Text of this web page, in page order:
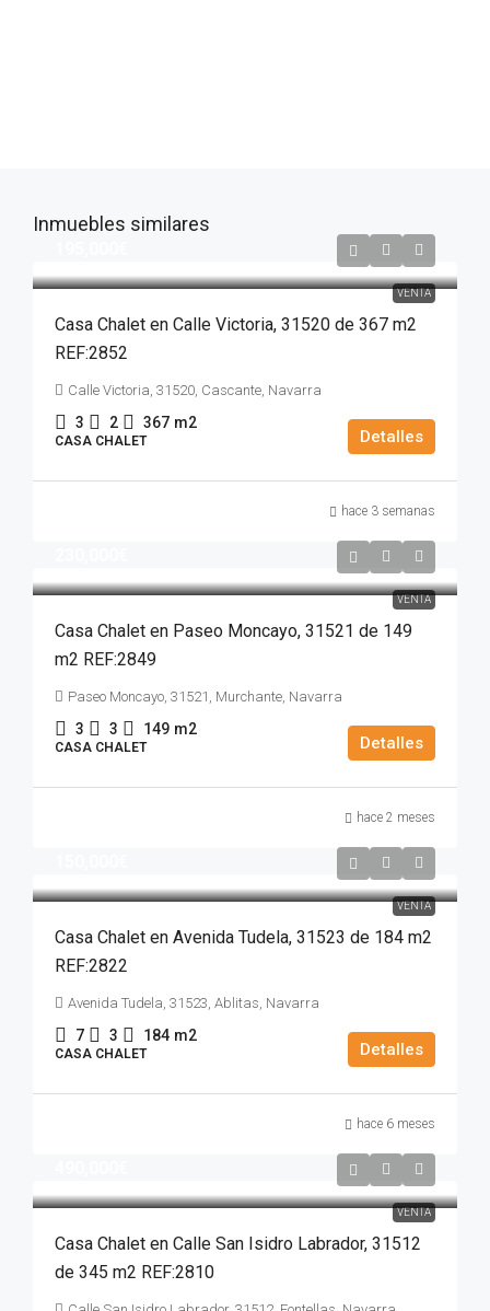
Inmuebles similares
VENTA
Casa Chalet en Calle Victoria, 31520 de 367 m2
REF:2852
Calle Victoria, 31520, Cascante, Navarra
3 2 367 m2
CASA CHALET Detalles
hace 3 semanas
VENTA
Casa Chalet en Paseo Moncayo, 31521 de 149
m2 REF:2849
Paseo Moncayo, 31521, Murchante, Navarra
3 3 149 m2
CASA CHALET Detalles
hace 2 meses
VENTA
Casa Chalet en Avenida Tudela, 31523 de 184 m2
REF:2822
Avenida Tudela, 31523, Ablitas, Navarra
7 3 184 m2
CASA CHALET Detalles
hace 6 meses
VENTA
Casa Chalet en Calle San Isidro Labrador, 31512
de 345 m2 REF:2810